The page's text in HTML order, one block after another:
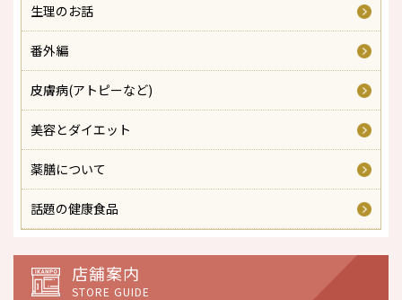
生理のお話
番外編
皮膚病(アトピーなど)
美容とダイエット
薬膳について
話題の健康食品
店舗案内
STORE GUIDE